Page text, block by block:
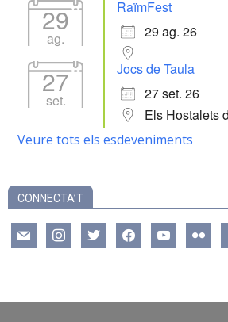
29
ag.
RaïmFest
29 ag. 26
27
set.
Jocs de Taula
27 set. 26
Els Hostalets
Veure tots els esdeveniments
CONNECTA’T
mail instagramtwitter facebookyoutube flickr